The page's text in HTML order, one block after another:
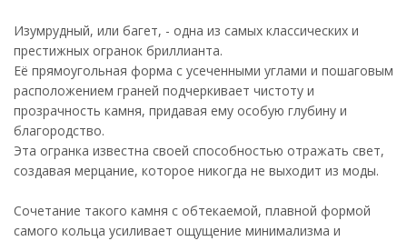
Изумрудный, или багет, - одна из самых классических и
престижных огранок бриллианта.
Её прямоугольная форма с усеченными углами и пошаговым
расположением граней подчеркивает чистоту и
прозрачность камня, придавая ему особую глубину и
благородство.
Эта огранка известна своей способностью отражать свет,
создавая мерцание, которое никогда не выходит из моды.
Сочетание такого камня с обтекаемой, плавной формой
самого кольца усиливает ощущение минимализма и